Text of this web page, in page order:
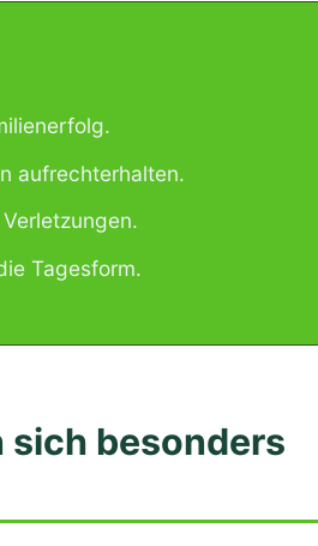
aufrechterhalten.
Tagesform.
sich besonders